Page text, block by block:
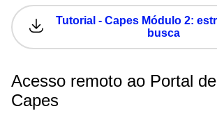
Tutorial - Capes Módulo 2:
busca
Acesso remoto ao Portal
Capes